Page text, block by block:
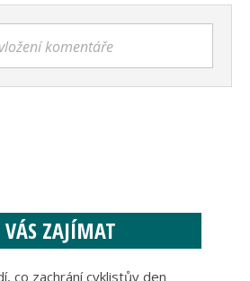
komentáře
ZAJÍMAT
co zachrání cyklistův den